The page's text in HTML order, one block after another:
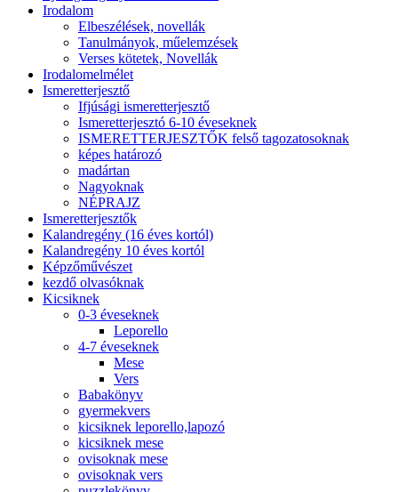
Irodalom
Elbeszélések, novellák
Tanulmányok, műelemzések
Verses kötetek, Novellák
Irodalomelmélet
Ismeretterjesztő
Ifjúsági ismeretterjesztő
Ismeretterjesztó 6-10 éveseknek
ISMERETTERJESZTŐK felső tagozatosoknak
képes határozó
madártan
Nagyoknak
NÉPRAJZ
Ismeretterjesztők
Kalandregény (16 éves kortól)
Kalandregény 10 éves kortól
Képzőművészet
kezdő olvasóknak
Kicsiknek
0-3 éveseknek
Leporello
4-7 éveseknek
Mese
Vers
Babakönyv
gyermekvers
kicsiknek leporello,lapozó
kicsiknek mese
ovisoknak mese
ovisoknak vers